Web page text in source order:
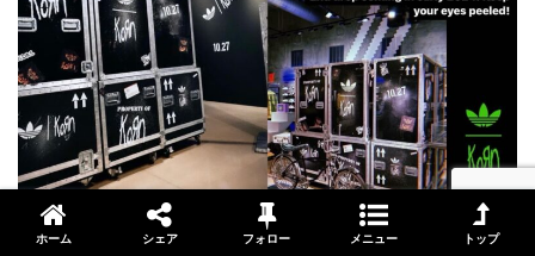
ホーム シェア フォロー メニュー トップ